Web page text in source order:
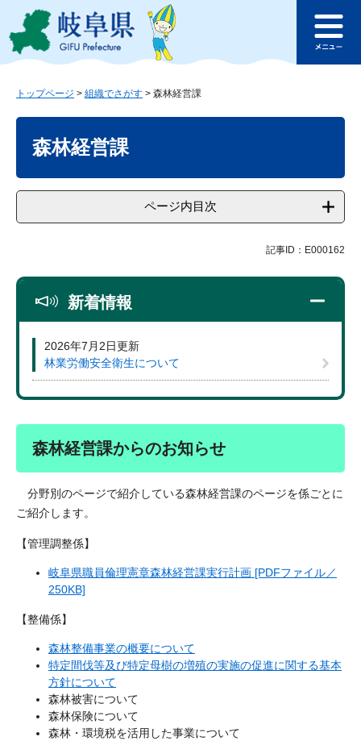
ジ
ュ
このページの本文へ
ュ
トップページ > 組織でさがす > 森林経営課
森林経営課
ページ内目次
記事ID：E000162
新着情報
2026年7月2日更新
林業労働安全衛生について
森林経営課からのお知らせ
分野別のページで紹介している森林経営課のページを係ごとに
ご紹介します。
【管理調整係】
岐阜県職員倫理憲章森林経営課実行計画 [PDFファイル／
250KB]
【整備係】
森林整備事業の概要について
特定間伐等及び特定母樹の増殖の実施の促進に関する基本
方針について
森林被害について
森林保険について
森林・環境税を活用した事業について​